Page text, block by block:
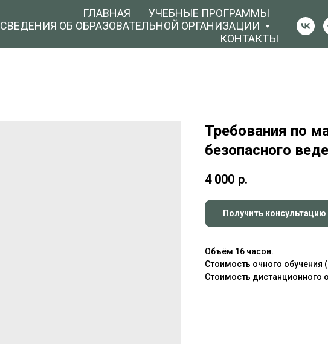
ГЛАВНАЯ
УЧЕБНЫЕ ПРОГРАММЫ
СВЕДЕНИЯ ОБ ОБРАЗОВАТЕЛЬНОЙ ОРГАНИЗАЦИИ
КОНТАКТЫ
Требования по
безопасного
4 000 р.
Получить
Объём 16 часов.
Стоимость очного обучения
Стоимость дистанционного